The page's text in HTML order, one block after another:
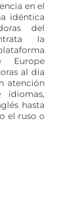
en el
idéntica
del
la
Europe
al dia
atención
hasta
el ruso o